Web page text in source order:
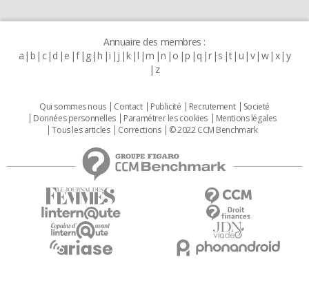
Annuaire des membres :
a b c d e f g h i j k l m n o p q r s t u v w x y
z
Qui sommes nous Contact Publicité Recrutement
Societé
Données personnelles
Paramétrer les cookies
Mentions légales
Tous les articles
Corrections © 2022 CCM Benchmark